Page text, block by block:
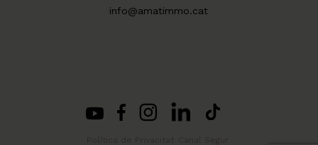
info@amatimmo.cat